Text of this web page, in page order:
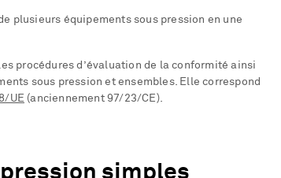
plusieurs équipements sous pression en une
procédures d’évaluation de la conformité ainsi
sous pression et ensembles. Elle correspond
UE (anciennement 97/23/CE).
simples